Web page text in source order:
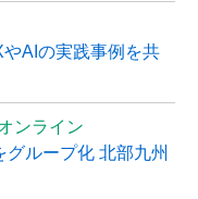
AIの実践事例を共
ンライン
ループ化 北部九州